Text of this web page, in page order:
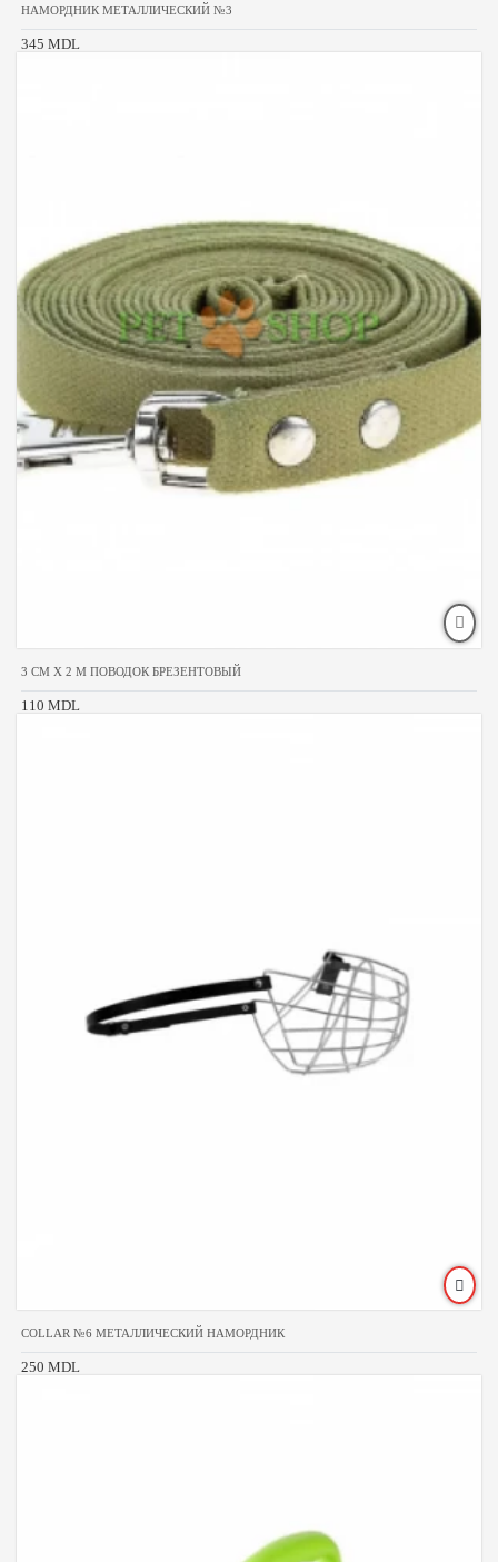
НАМОРДНИК МЕТАЛЛИЧЕСКИЙ №3
345 MDL
3 CM X 2 M ПОВОДОК БРЕЗЕНТОВЫЙ
110 MDL
COLLAR №6 МЕТАЛЛИЧЕСКИЙ НАМОРДНИК
250 MDL